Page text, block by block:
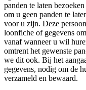
panden te laten
om u geen panden te
voor u zijn. Deze
loonfiche of gegevens
vanaf wanneer u wil
omtrent het gewenste
we dit ook. Bij het
gegevens, nodig om de
verzameld en bewaard.